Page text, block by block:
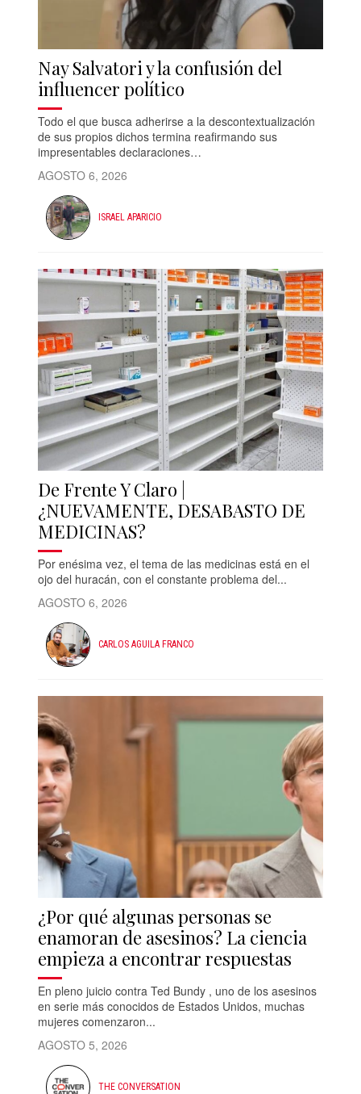
Nay Salvatori y la confusión del
influencer político
Todo el que busca adherirse a la descontextualización
de sus propios dichos termina reafirmando sus
impresentables declaraciones…
AGOSTO 6, 2026
ISRAEL APARICIO
De Frente Y Claro |
¿NUEVAMENTE, DESABASTO DE
MEDICINAS?
Por enésima vez, el tema de las medicinas está en el
ojo del huracán, con el constante problema del...
AGOSTO 6, 2026
CARLOS AGUILA FRANCO
¿Por qué algunas personas se
enamoran de asesinos? La ciencia
empieza a encontrar respuestas
En pleno juicio contra Ted Bundy , uno de los asesinos
en serie más conocidos de Estados Unidos, muchas
mujeres comenzaron...
AGOSTO 5, 2026
THE CONVERSATION